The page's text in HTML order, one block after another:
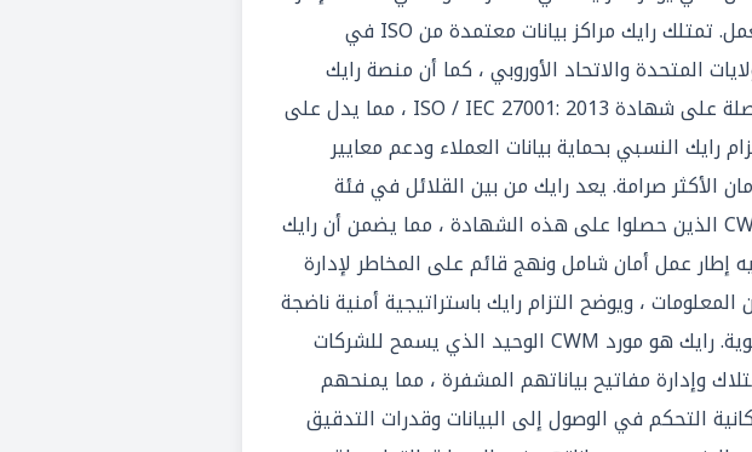
العمل. تمتلك رايك مراكز بيانات معتمدة من ISO في
المتحدة والاتحاد الأوروبي ، كما أن منصة رايك
حاصلة على شهادة ISO / IEC 27001: 2013 ، مما يدل على
رايك النسبي بحماية بيانات العملاء ودعم معايير
الأكثر صرامة. يعد رايك من بين القلائل في فئة
CWM الذين حصلوا على هذه الشهادة ، مما يضمن أن رايك
إطار عمل أمان شامل ونهج قائم على المخاطر لإدارة
المعلومات ، ويوضح التزام رايك باستراتيجية أمنية ناضجة
وقوية. رايك هو مورد CWM الوحيد الذي يسمح للشركات
وإدارة مفاتيح بياناتهم المشفرة ، مما يمنحهم
التحكم في الوصول إلى البيانات وقدرات التدقيق